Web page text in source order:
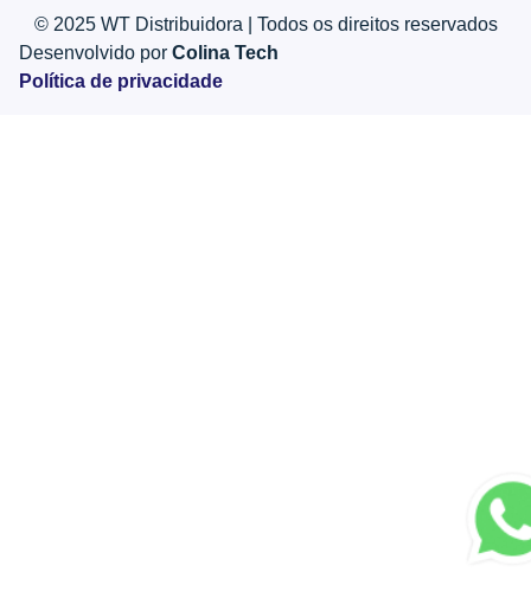
© 2025 WT Distribuidora | Todos os direitos reservados
Desenvolvido por Colina Tech
Política de privacidade